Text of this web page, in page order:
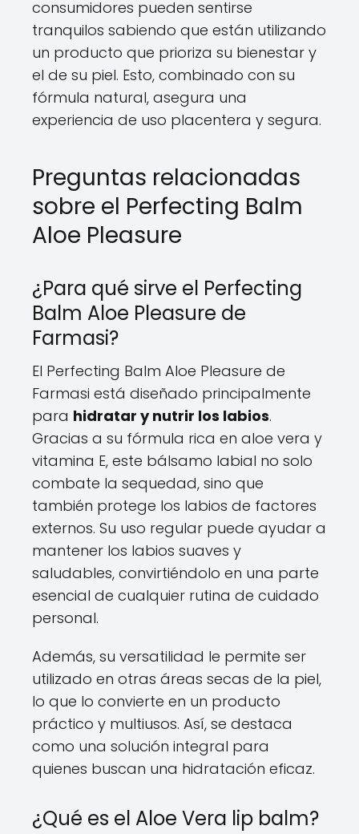
consumidores pueden sentirse
tranquilos sabiendo que están utilizando
un producto que prioriza su bienestar y
el de su piel. Esto, combinado con su
fórmula natural, asegura una
experiencia de uso placentera y segura.
Preguntas relacionadas
sobre el Perfecting Balm
Aloe Pleasure
¿Para qué sirve el Perfecting
Balm Aloe Pleasure de
Farmasi?
El Perfecting Balm Aloe Pleasure de
Farmasi está diseñado principalmente
para hidratar y nutrir los labios.
Gracias a su fórmula rica en aloe vera y
vitamina E, este bálsamo labial no solo
combate la sequedad, sino que
también protege los labios de factores
externos. Su uso regular puede ayudar a
mantener los labios suaves y
saludables, convirtiéndolo en una parte
esencial de cualquier rutina de cuidado
personal.
Además, su versatilidad le permite ser
utilizado en otras áreas secas de la piel,
lo que lo convierte en un producto
práctico y multiusos. Así, se destaca
como una solución integral para
quienes buscan una hidratación eficaz.
¿Qué es el Aloe Vera lip balm?